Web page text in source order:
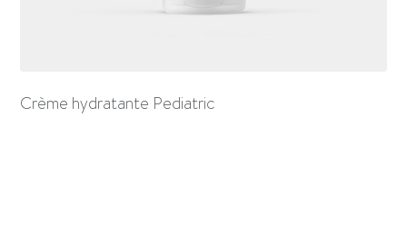
Crème hydratante Pediatric